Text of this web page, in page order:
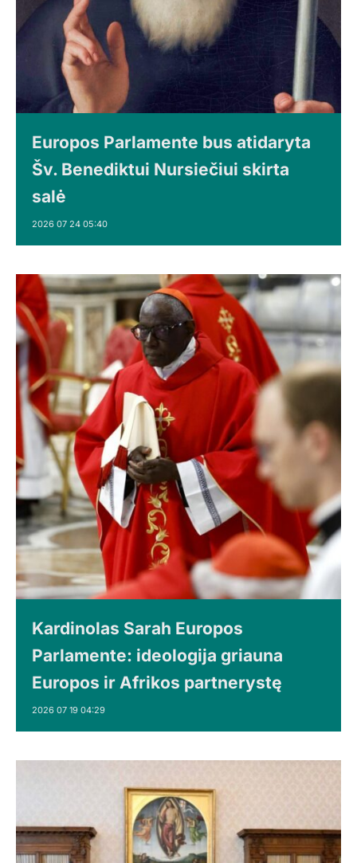
Europos Parlamente bus atidaryta
Šv. Benediktui Nursiečiui skirta
salė
2026 07 24 05:40
Kardinolas Sarah Europos
Parlamente: ideologija griauna
Europos ir Afrikos partnerystę
2026 07 19 04:29